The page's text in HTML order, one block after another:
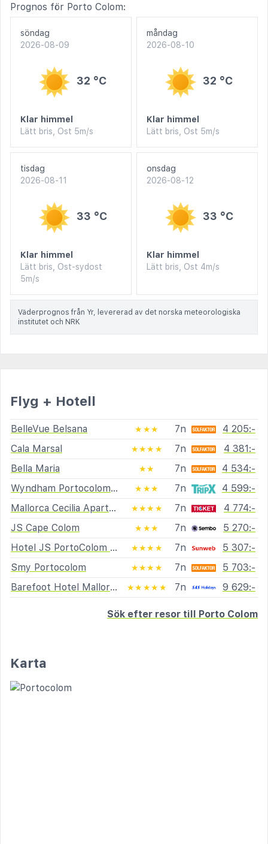
Prognos för Porto Colom:
söndag
2026-08-09
32 °C
Klar himmel
Lätt bris, Ost 5m/s
måndag
2026-08-10
32 °C
Klar himmel
Lätt bris, Ost 5m/s
tisdag
2026-08-11
33 °C
Klar himmel
Lätt bris, Ost-sydost
5m/s
onsdag
2026-08-12
33 °C
Klar himmel
Lätt bris, Ost 4m/s
Väderprognos från Yr, levererad av det norska meteorologiska
institutet och NRK
Flyg + Hotell
BelleVue Belsana ★★★ 7n
4 205:-
Cala Marsal
★★★★ 7n
4 381:-
Bella Maria
★★ 7n
4 534:-
Wyndham Portocolom Resort
★★★ 7n
4 599:-
Mallorca Cecilia Apartments
★★★★ 7n
4 774:-
JS Cape Colom
★★★ 7n
5 270:-
Hotel JS PortoColom Suites
★★★★ 7n
5 307:-
Smy Portocolom
★★★★ 7n
5 703:-
Barefoot Hotel Mallorca
★★★★★ 7n 9 629:-
Sök efter resor till Porto Colom
Karta